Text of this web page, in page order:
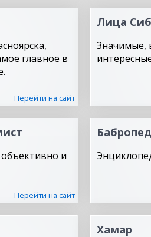
главное в
Перейти на сайт
Лица
Значимые,
и
Перейти на сайт
Хамар